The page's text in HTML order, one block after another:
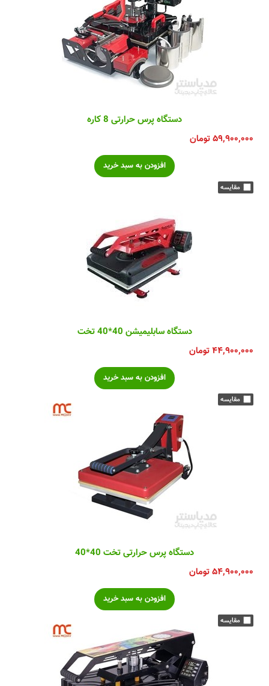
دستگاه پرس حرارتی 8 کاره
۵۹,۹۰۰,۰۰۰تومان
دستگاه سابلیمیشن 40*40 تخت
۴۴,۹۰۰,۰۰۰تومان
دستگاه پرس حرارتی تخت 40*40
۵۴,۹۰۰,۰۰۰تومان